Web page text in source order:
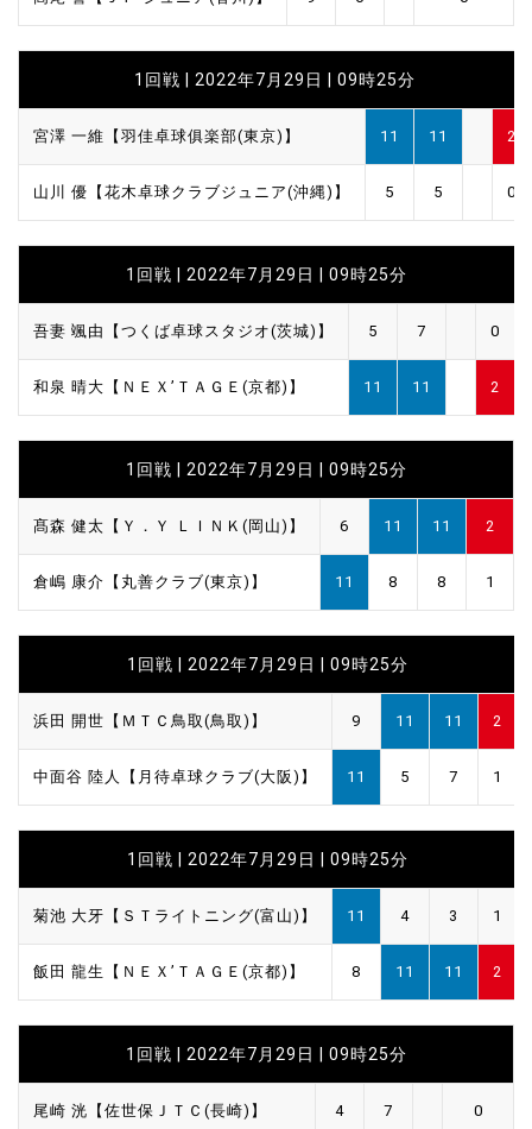
1回戦 | 2022年7月29日 | 09時25分
宮澤 一維【羽佳卓球俱楽部(東京)】 11 11 2
山川 優【花木卓球クラブジュニア(沖縄)】 5 5 0
1回戦 | 2022年7月29日 | 09時25分
吾妻 颯由【つくば卓球スタジオ(茨城)】 5 7 0
和泉 晴大【ＮＥＸ’ＴＡＧＥ(京都)】 11 11 2
1回戦 | 2022年7月29日 | 09時25分
髙森 健太【Ｙ．Ｙ ＬＩＮＫ(岡山)】 6 11 11 2
倉嶋 康介【丸善クラブ(東京)】 11 8 8 1
1回戦 | 2022年7月29日 | 09時25分
浜田 開世【ＭＴＣ鳥取(鳥取)】 9 11 11 2
中面谷 陸人【月待卓球クラブ(大阪)】 11 5 7 1
1回戦 | 2022年7月29日 | 09時25分
菊池 大牙【ＳＴライトニング(富山)】 11 4 3 1
飯田 龍生【ＮＥＸ’ＴＡＧＥ(京都)】 8 11 11 2
1回戦 | 2022年7月29日 | 09時25分
尾崎 洸【佐世保ＪＴＣ(長崎)】 4 7 0